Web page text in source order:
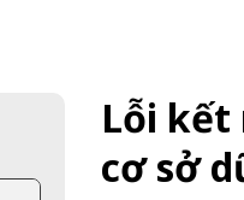
Lỗi
cơ sở